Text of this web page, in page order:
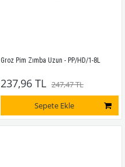
Groz Pim Zımba Uzun - PP/HD/1-8L
237,96 TL 247,47 TL
Sepete Ekle